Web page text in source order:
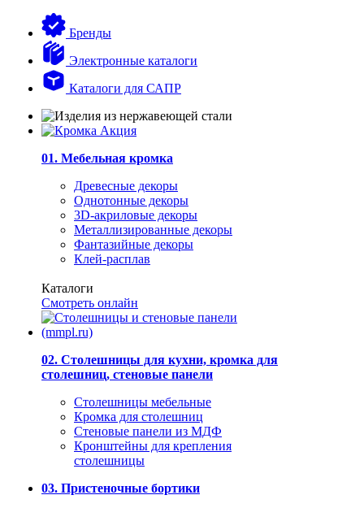
Бренды
Электронные каталоги
Каталоги для САПР
01. Мебельная кромка
Древесные декоры
Однотонные декоры
3D-акриловые декоры
Металлизированные декоры
Фантазийные декоры
Клей-расплав
Каталоги
Смотреть онлайн
02. Столешницы для кухни, кромка для
столешниц, стеновые панели
Столешницы мебельные
Кромка для столешниц
Стеновые панели из МДФ
Кронштейны для крепления
столешницы
03. Пристеночные бортики